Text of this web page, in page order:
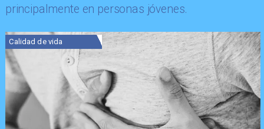
principalmente en personas jóvenes.
Calidad de vida